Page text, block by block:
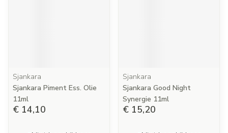
Sjankara
Sjankara Piment Ess. Olie
11ml
€ 14,10
Sjankara
Sjankara Good Night
Synergie 11ml
€ 15,20